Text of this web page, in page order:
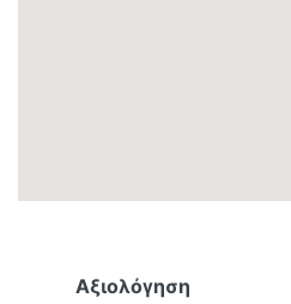
Αξιολόγηση